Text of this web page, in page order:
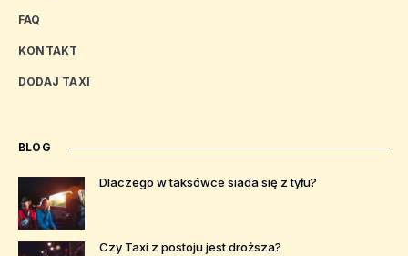
FAQ
KONTAKT
DODAJ TAXI
BLOG
Dlaczego w taksówce siada się z tyłu?
Czy Taxi z postoju jest droższa?